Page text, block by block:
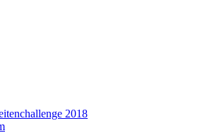
2018